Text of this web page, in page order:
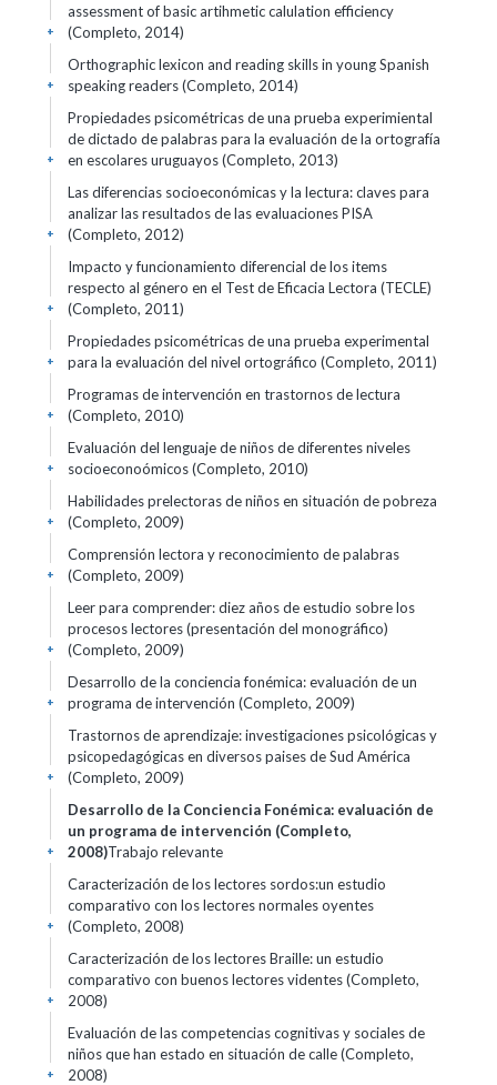
assessment of basic artihmetic calulation efficiency
(Completo, 2014)
+
Orthographic lexicon and reading skills in young Spanish
speaking readers (Completo, 2014)
+
Propiedades psicométricas de una prueba experimiental
de dictado de palabras para la evaluación de la ortografía
en escolares uruguayos (Completo, 2013)
+
Las diferencias socioeconómicas y la lectura: claves para
analizar las resultados de las evaluaciones PISA
(Completo, 2012)
+
Impacto y funcionamiento diferencial de los items
respecto al género en el Test de Eficacia Lectora (TECLE)
(Completo, 2011)
+
Propiedades psicométricas de una prueba experimental
para la evaluación del nivel ortográfico (Completo, 2011)
+
Programas de intervención en trastornos de lectura
(Completo, 2010)
+
Evaluación del lenguaje de niños de diferentes niveles
socioeconoómicos (Completo, 2010)
+
Habilidades prelectoras de niños en situación de pobreza
(Completo, 2009)
+
Comprensión lectora y reconocimiento de palabras
(Completo, 2009)
+
Leer para comprender: diez años de estudio sobre los
procesos lectores (presentación del monográfico)
(Completo, 2009)
+
Desarrollo de la conciencia fonémica: evaluación de un
programa de intervención (Completo, 2009)
+
Trastornos de aprendizaje: investigaciones psicológicas y
psicopedagógicas en diversos paises de Sud América
(Completo, 2009)
+
Desarrollo de la Conciencia Fonémica: evaluación de
un programa de intervención (Completo,
2008)Trabajo relevante
+
Caracterización de los lectores sordos:un estudio
comparativo con los lectores normales oyentes
(Completo, 2008)
+
Caracterización de los lectores Braille: un estudio
comparativo con buenos lectores videntes (Completo,
2008)
+
Evaluación de las competencias cognitivas y sociales de
niños que han estado en situación de calle (Completo,
2008)
+